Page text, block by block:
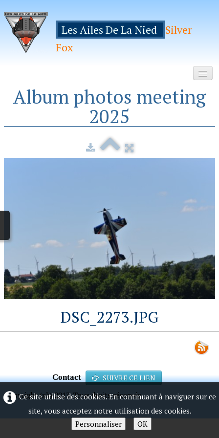
Les Ailes De La Nied
Silver
Fox
Accueil
Album photos meeting
2025
DSC_2273.JPG
Contact SUIVRE CE LIEN
Copyright (xk) 2013. Tous droits réservés.
Ce site utilise des cookies. En continuant à naviguer sur ce
site, vous acceptez notre utilisation des cookies.
Personnaliser
OK